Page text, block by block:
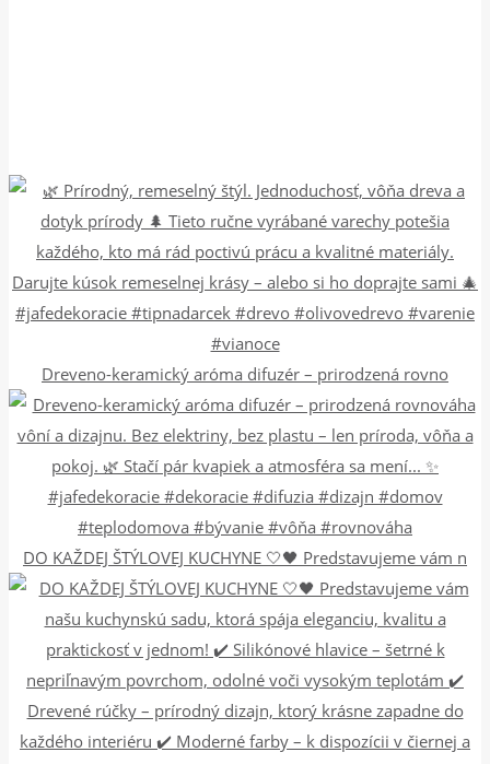
Dreveno-keramický aróma difuzér – prirodzená rovno
DO KAŽDEJ ŠTÝLOVEJ KUCHYNE 🤍🖤 Predstavujeme vám n